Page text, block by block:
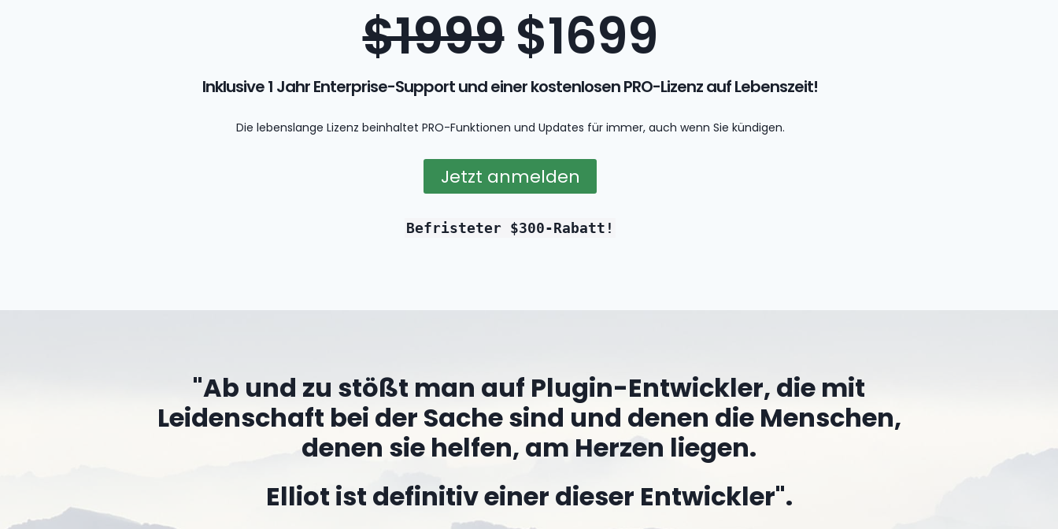
$1999$1699
Inklusive 1 Jahr Enterprise-Support und einer kostenlosen PRO-Lizenz auf Lebenszeit!
Die lebenslange Lizenz beinhaltet PRO-Funktionen und Updates für immer, auch wenn Sie kündigen.
Jetzt anmelden
Befristeter $300-Rabatt!
"Ab und zu stößt man auf Plugin-Entwickler, die mit
Leidenschaft bei der Sache sind und denen die Menschen,
denen sie helfen, am Herzen liegen.
Elliot ist definitiv einer dieser Entwickler".